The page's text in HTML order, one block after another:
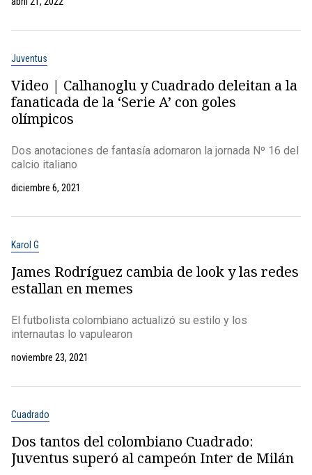
Juventus
Video | Calhanoglu y Cuadrado deleitan a la
fanaticada de la ‘Serie A’ con goles
olímpicos
Dos anotaciones de fantasía adornaron la jornada Nº 16 del
calcio italiano
diciembre 6, 2021
Karol G
James Rodríguez cambia de look y las redes
estallan en memes
El futbolista colombiano actualizó su estilo y los
internautas lo vapulearon
noviembre 23, 2021
Cuadrado
Dos tantos del colombiano Cuadrado:
Juventus superó al campeón Inter de Milán